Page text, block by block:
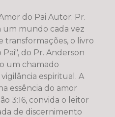
do Pai Autor: Pr.
um mundo cada vez
transformações, o livro
Pai", do Pr. Anderson
um chamado
espiritual. A
essência do amor
3:16, convida o leitor
de discernimento